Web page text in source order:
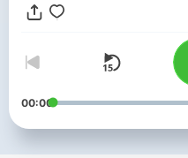
00:00